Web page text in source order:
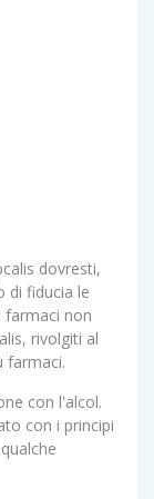
dovresti,
di fiducia le
farmaci non
rivolgiti al
farmaci.
con l'alcol.
con i principi